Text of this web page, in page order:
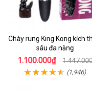
Chày rung King Kong kích
sâu đa năng
1.100.000₫
(1,946)